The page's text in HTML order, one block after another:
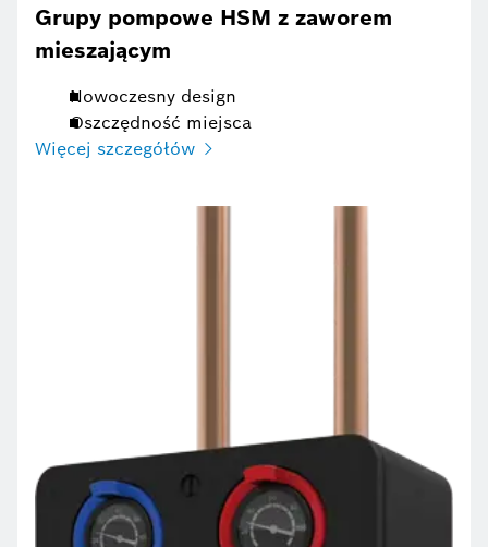
Grupy pompowe HSM z zaworem
mieszającym
Nowoczesny design
Oszczędność miejsca
Więcej szczegółów